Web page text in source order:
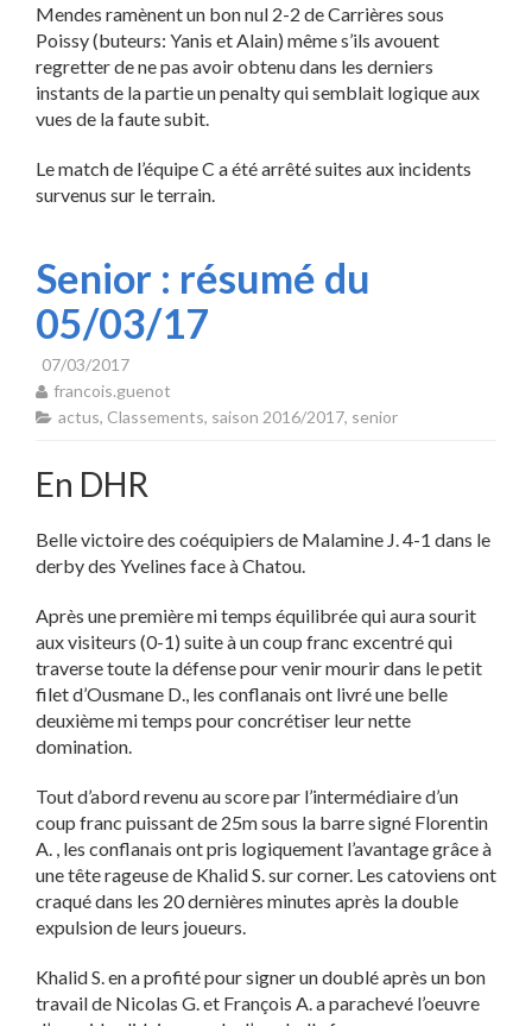
Mendes ramènent un bon nul 2-2 de Carrières sous
Poissy (buteurs: Yanis et Alain) même s’ils avouent
regretter de ne pas avoir obtenu dans les derniers
instants de la partie un penalty qui semblait logique aux
vues de la faute subit.
Le match de l’équipe C a été arrêté suites aux incidents
survenus sur le terrain.
Senior : résumé du
05/03/17
07/03/2017
francois.guenot
actus, Classements, saison 2016/2017, senior
En DHR
Belle victoire des coéquipiers de Malamine J. 4-1 dans le
derby des Yvelines face à Chatou.
Après une première mi temps équilibrée qui aura sourit
aux visiteurs (0-1) suite à un coup franc excentré qui
traverse toute la défense pour venir mourir dans le petit
filet d’Ousmane D., les conflanais ont livré une belle
deuxième mi temps pour concrétiser leur nette
domination.
Tout d’abord revenu au score par l’intermédiaire d’un
coup franc puissant de 25m sous la barre signé Florentin
A. , les conflanais ont pris logiquement l’avantage grâce à
une tête rageuse de Khalid S. sur corner. Les catoviens ont
craqué dans les 20 dernières minutes après la double
expulsion de leurs joueurs.
Khalid S. en a profité pour signer un doublé après un bon
travail de Nicolas G. et François A. a parachevé l’oeuvre